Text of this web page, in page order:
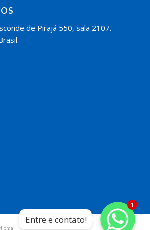
de Pirajá 550, sala 2107.
Whatsapp
Whatsapp
Whatsapp
1
Entre e contato!